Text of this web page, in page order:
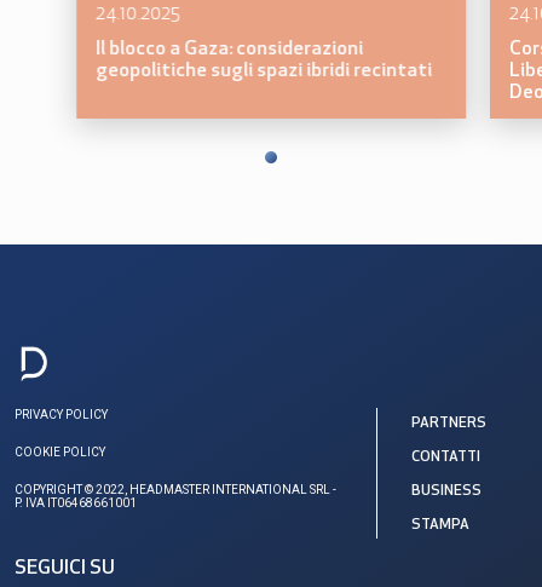
24.10.2025
Il blocco a Gaza: considerazioni
geopolitiche sugli spazi ibridi recintati
PRIVACY POLICY
COOKIE POLICY
COPYRIGHT © 2022, HEADMASTER INTERNATIONAL SRL -
P. IVA IT06468661001
SEGUICI SU
PARTNERS
CONTATTI
BUSINESS
STAMPA